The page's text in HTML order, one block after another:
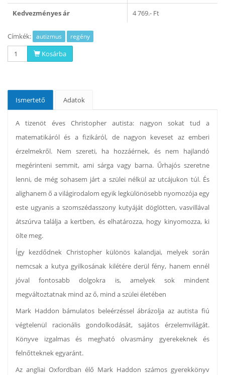
Kedvezményes ár 4 769.- Ft
Címkék: autizmus regény
Kosárba
Ismertető Adatok
A tizenöt éves Christopher autista: nagyon sokat tud a
matematikáról és a fizikáról, de nagyon keveset az emberi
érzelmekről. Nem szereti, ha hozzáérnek, és nem hajlandó
megérinteni semmit, ami sárga vagy barna. Űrhajós szeretne
lenni, de még sohasem járt a szülei nélkül az utcájukon túl. És
alighanem ő a világirodalom egyik legkülönösebb nyomozója egy
este ugyanis a szomszédasszony kutyáját döglötten, vasvillával
átszúrva találja a kertben, és elhatározza, hogy kinyomozza, ki
ölte meg.
Így kezdődnek Christopher különös kalandjai, melyek során
nemcsak a kutya gyilkosának kilétére derül fény, hanem ennél
jóval fontosabb dolgokra is, amelyek sok mindent
megváltoztatnak mind az ő, mind a szülei életében
Mark Haddon bámulatos beleérzéssel ábrázolja az autista fiú
végtelenül racionális gondolkodását, sajátos érzelemvilágát.
Könyve izgalmas és megható olvasmány gyerekeknek és
felnőtteknek egyaránt.
Az angliai Oxfordban élő Mark Haddon számos gyerekkönyv